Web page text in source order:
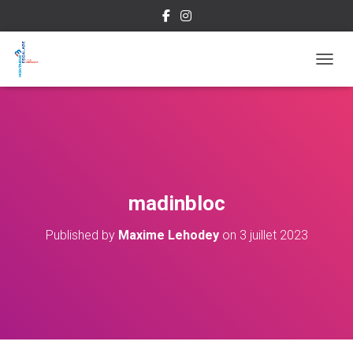
madinbloc
Published by Maxime Lehodeyon 3 juillet 2023